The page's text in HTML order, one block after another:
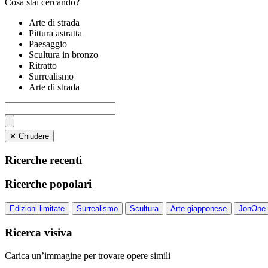
Cosa stai cercando?
Arte di strada
Pittura astratta
Paesaggio
Scultura in bronzo
Ritratto
Surrealismo
Arte di strada
✕ Chiudere
Ricerche recenti
Ricerche popolari
Edizioni limitate Surrealismo Scultura Arte giapponese JonOne
Ricerca visiva
Carica un’immagine per trovare opere simili